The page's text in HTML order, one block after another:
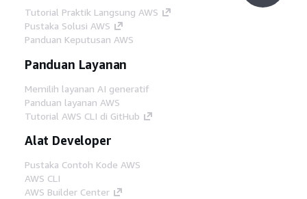
Tutorial Praktik Langsung AWS
Pustaka Solusi AWS
Panduan Keputusan AWS
Panduan Layanan
Memilih layanan AI generatif
Panduan layanan AWS
Tutorial AWS CLI di GitHub
Alat Developer
Pustaka Contoh Kode AWS
AWS CLI
AWS Builder Center